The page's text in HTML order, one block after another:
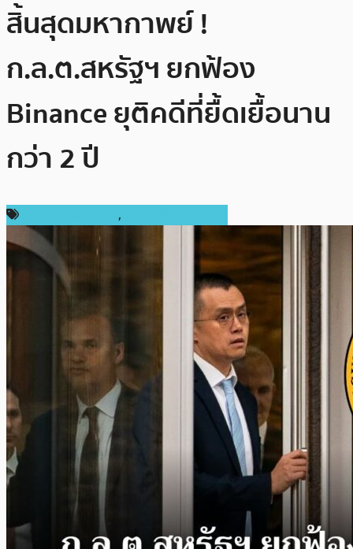
สิ้นสุดมหากาพย์ !
ก.ล.ต.สหรัฐฯ ยกฟ้อง
Binance ยุติคดีที่ยื้ดเยื้อนาน
กว่า 2 ปี
,